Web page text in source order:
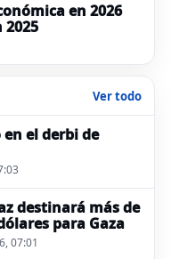
en 2026
Ver todo
el derbi de
destinará más de
para Gaza
07:01